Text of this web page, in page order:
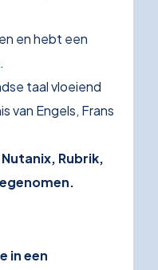
en hebt een
taal vloeiend
van Engels, Frans
Rubrik,
in een